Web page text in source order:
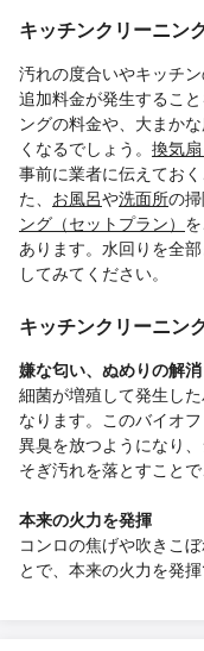
キッチンクリーニン
汚れの度合いやキッチ
追加料金が発生するこ
ングの料金や、大まか
くなるでしょう。 換気
事前に業者に伝えてお
た、 お風呂や洗面所の
ング（セットプラン）
あります。水回りを全
してみてください。
キッチンクリーニン
嫌な匂い、ぬめりの解消
細菌が増殖して発生し
なります。このバイオ
異臭を放つようになり
そぎ汚れを落とすこと
本来の火力を発揮
コンロの焦げや吹きこ
とで、本来の火力を発揮